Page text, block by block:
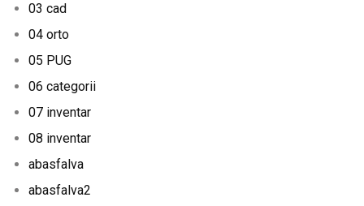
03 cad
04 orto
05 PUG
06 categorii
07 inventar
08 inventar
abasfalva
abasfalva2